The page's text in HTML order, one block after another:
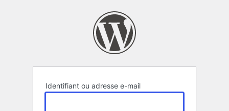
Identifiant ou adresse e-mail